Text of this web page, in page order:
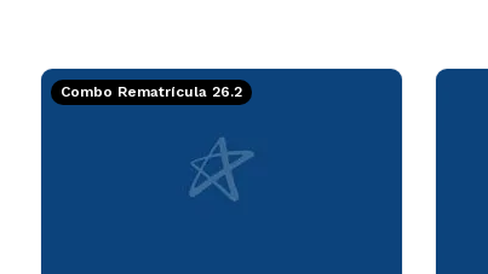
Combo Rematrícula 26.2